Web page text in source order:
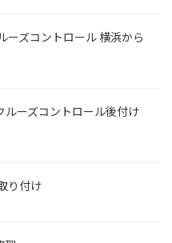
ーズコントロール 横浜から
ーズコントロール後付け
り付け